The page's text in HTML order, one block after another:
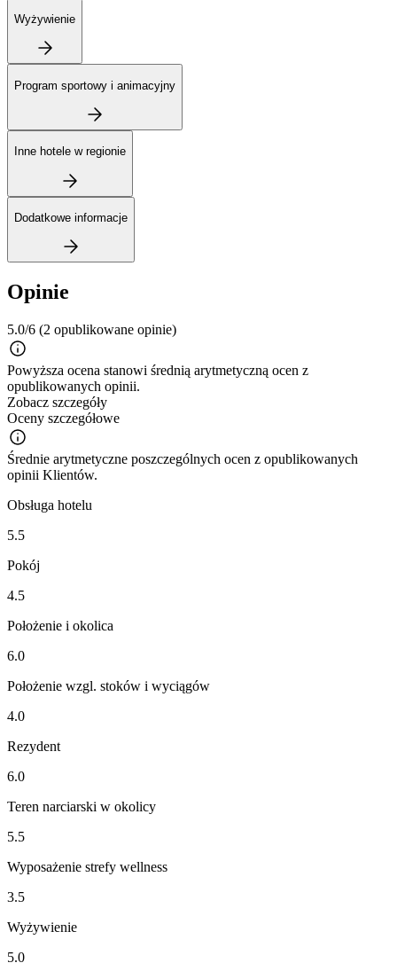
Wyżywienie
Program sportowy i animacyjny
Inne hotele w regionie
Dodatkowe informacje
Opinie
5.0/6 (2 opublikowane opinie)
Powyższa ocena stanowi średnią arytmetyczną ocen z
opublikowanych opinii.
Zobacz szczegóły
Oceny szczegółowe
Średnie arytmetyczne poszczególnych ocen z opublikowanych
opinii Klientów.
Obsługa hotelu
5.5
Pokój
4.5
Położenie i okolica
6.0
Położenie wzgl. stoków i wyciągów
4.0
Rezydent
6.0
Teren narciarski w okolicy
5.5
Wyposażenie strefy wellness
3.5
Wyżywienie
5.0